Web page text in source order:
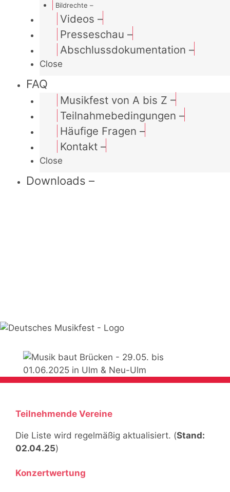
Bildrechte –
Videos –
Presseschau –
Abschlussdokumentation –
Close
FAQ
Musikfest von A bis Z –
Teilnahmebedingungen –
Häufige Fragen –
Kontakt–
Close
Downloads –
Teilnehmende Vereine
Die Liste wird regelmäßig aktualisiert. (Stand:
02.04.25)
Konzertwertung